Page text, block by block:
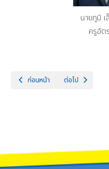
นายภูมิ เ
ครูอัต
เนื้อหาก่อนหน้า: กลุ่มสาระการเรีย
ก่อนหน้า เนื้อหาถัดไป: กลุ่
ต่อไป